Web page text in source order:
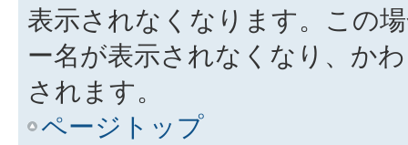
表示されなくなります。この
ー名が表示されなくなり、か
されます。
ページトップ